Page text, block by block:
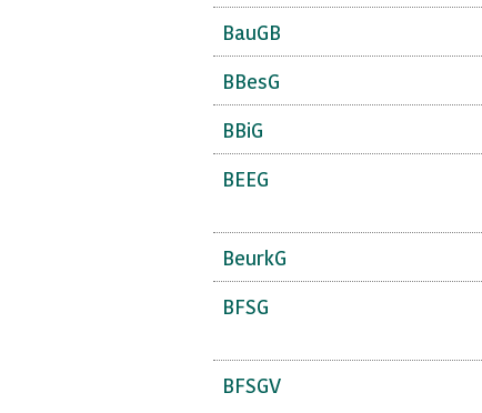
BauGB
BBesG
BBiG
BEEG
BeurkG
BFSG
BFSGV